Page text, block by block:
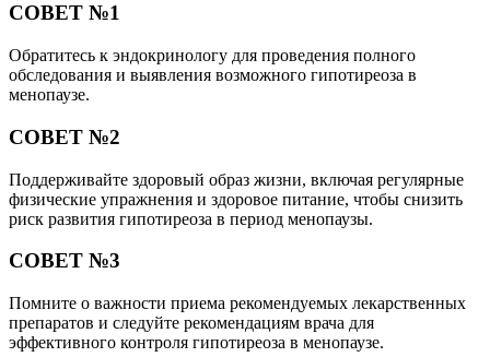
СОВЕТ №1
Обратитесь к эндокринологу для проведения полного
обследования и выявления возможного гипотиреоза в
менопаузе.
СОВЕТ №2
Поддерживайте здоровый образ жизни, включая регулярные
физические упражнения и здоровое питание, чтобы снизить
риск развития гипотиреоза в период менопаузы.
СОВЕТ №3
Помните о важности приема рекомендуемых лекарственных
препаратов и следуйте рекомендациям врача для
эффективного контроля гипотиреоза в менопаузе.